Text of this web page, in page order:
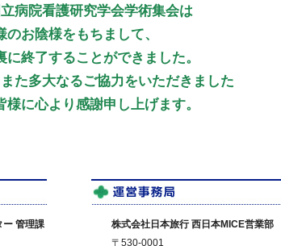
病院看護研究学会学術集会は
のお陰様をもちまして、
に終了することができました。
た多大なるご協力をいただきました
様に心より感謝申し上げます。
ー 管理課
株式会社日本旅行 西日本MICE営業部
〒530-0001